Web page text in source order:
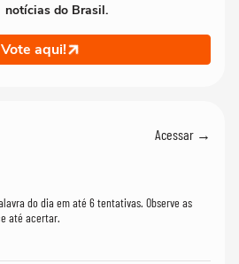
notícias do Brasil.
Vote aqui!
Acessar →
do dia em até 6 tentativas. Observe as
até acertar.